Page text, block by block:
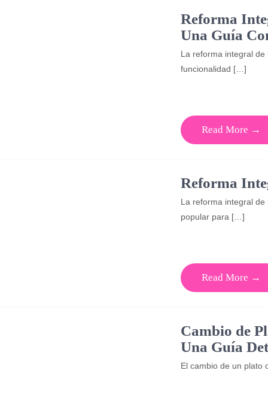
Reforma
Una Guía
La reforma integral
funcionalidad […]
Read More →
Reforma
La reforma integral
popular para […]
Read More →
Cambio de
Una Guía
El cambio de un plato